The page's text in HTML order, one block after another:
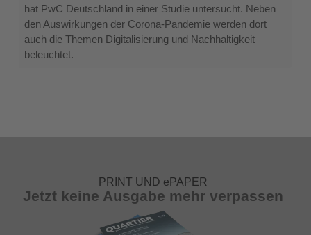
hat PwC Deutschland in einer Studie untersucht. Neben
den Auswirkungen der Corona-Pandemie werden dort
auch die Themen Digitalisierung und Nachhaltigkeit
beleuchtet.
PRINT UND ePAPER
Jetzt keine Ausgabe mehr verpassen